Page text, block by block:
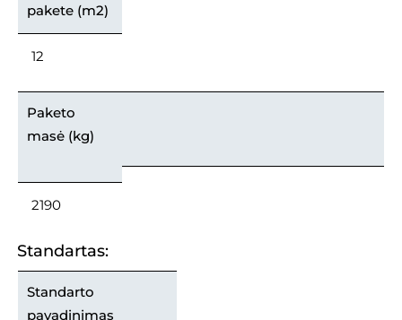
pakete (m2)
12
Paketo
masė (kg)
2190
Standartas:
Standarto
pavadinimas